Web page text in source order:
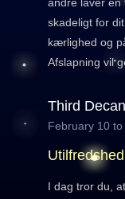
skadeligt for
kærlighed og
Afslapning vil
Third
February 10
Utilfredshed
I dag tror du,